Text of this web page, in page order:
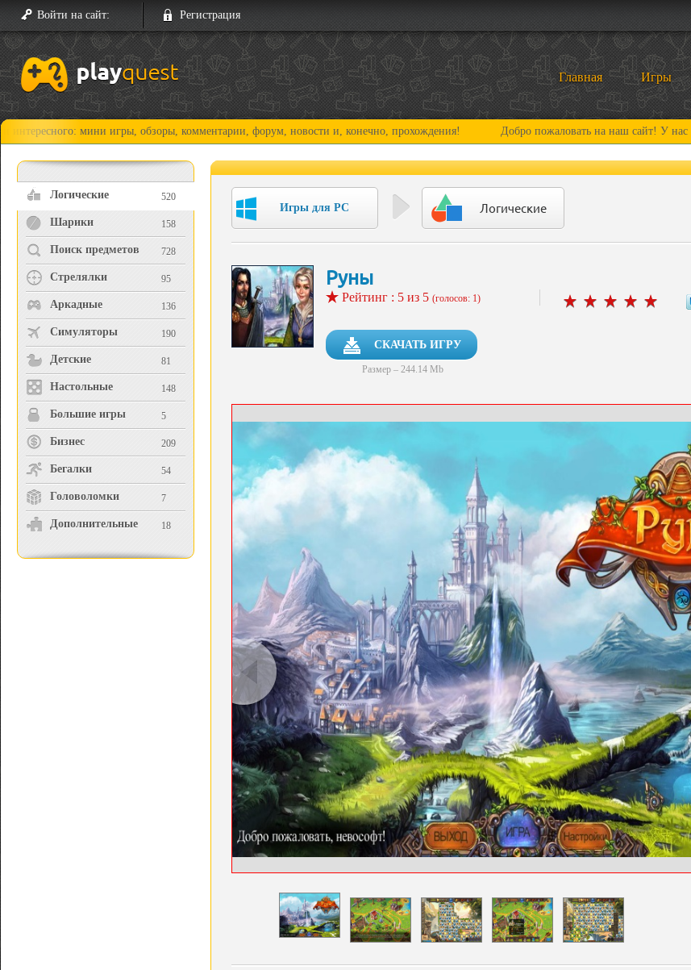
Войти на сайт: Регистрация
Главная Игры
мини игры, обзоры, комментарии, форум, новости и, конечно, прохождения! Добро пожаловать на наш сайт! У нас много
Логические 520
Шарики 158
Поиск предметов 728
Стрелялки 95
Аркадные 136
Симуляторы 190
Детские 81
Настольные 148
Большие игры 5
Бизнес 209
Бегалки 54
Головоломки 7
Дополнительные 18
Игры для PC Логические
Руны
Рейтинг : 5 из 5 (голосов: 1)
СКАЧАТЬ ИГРУ
Размер – 244.14 Mb